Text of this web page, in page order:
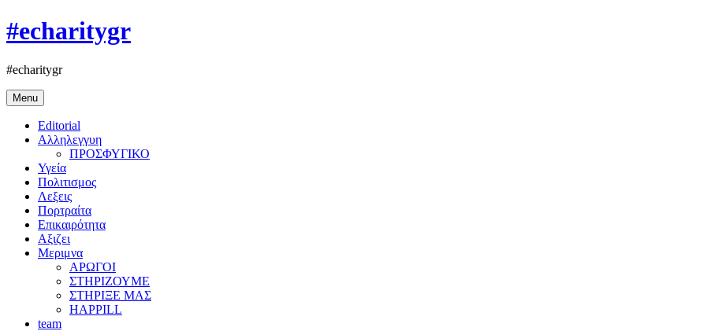
#echaritygr
#echaritygr
Menu
Editorial
Αλληλεγγυη
ΠΡΟΣΦΥΓΙΚΟ
Υγεία
Πολιτισμος
Λεξεις
Πορτραίτα
Επικαιρότητα
Αξιζει
Μεριμνα
ΑΡΩΓΟΙ
ΣΤΗΡΙΖΟΥΜΕ
ΣΤΗΡΙΞΕ ΜΑΣ
HAPPILL
team